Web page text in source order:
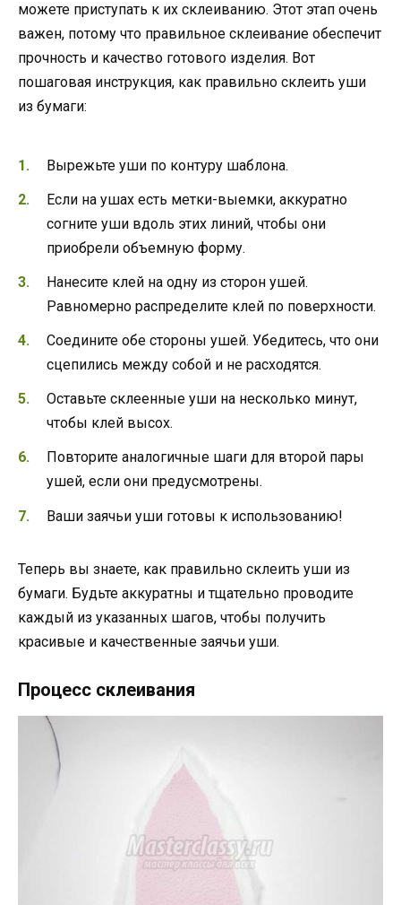
можете приступать к их склеиванию. Этот этап очень
важен, потому что правильное склеивание обеспечит
прочность и качество готового изделия. Вот
пошаговая инструкция, как правильно склеить уши
из бумаги:
Вырежьте уши по контуру шаблона.
Если на ушах есть метки-выемки, аккуратно
согните уши вдоль этих линий, чтобы они
приобрели объемную форму.
Нанесите клей на одну из сторон ушей.
Равномерно распределите клей по поверхности.
Соедините обе стороны ушей. Убедитесь, что они
сцепились между собой и не расходятся.
Оставьте склеенные уши на несколько минут,
чтобы клей высох.
Повторите аналогичные шаги для второй пары
ушей, если они предусмотрены.
Ваши заячьи уши готовы к использованию!
Теперь вы знаете, как правильно склеить уши из
бумаги. Будьте аккуратны и тщательно проводите
каждый из указанных шагов, чтобы получить
красивые и качественные заячьи уши.
Процесс склеивания